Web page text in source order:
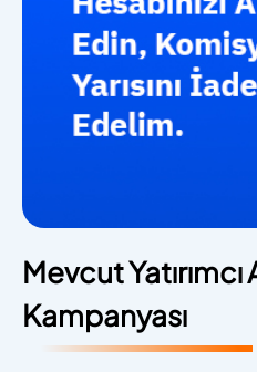
Mevcut
Kampanyası